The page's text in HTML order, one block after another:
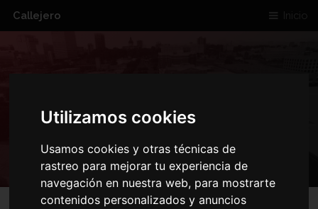
Utilizamos cookies
Usamos cookies y otras técnicas de
rastreo para mejorar tu experiencia de
navegación en nuestra web, para mostrarte
contenidos personalizados y anuncios
Callejero Inicio
MADRID